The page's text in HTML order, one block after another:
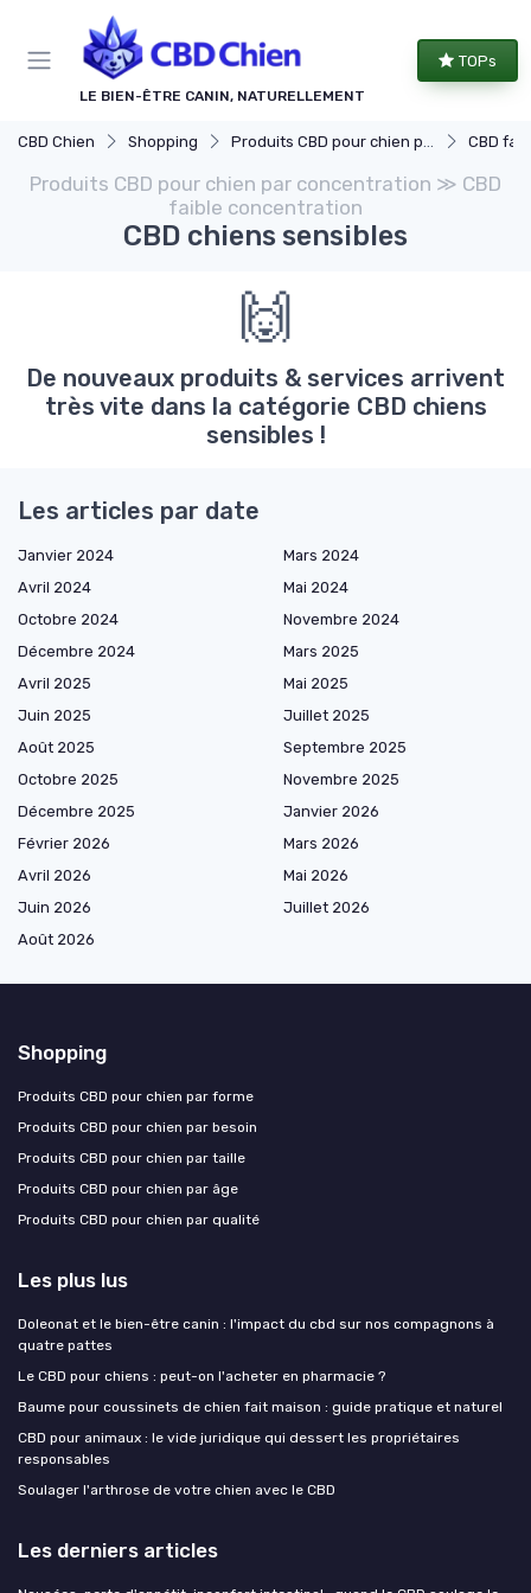
LE BIEN-ÊTRE CANIN, NATURELLEMENT
TOPs
CBD Chien Shopping Produits CBD pour chien par concentration CBD
Produits CBD pour chien par concentration ≫ CBD
faible concentration
CBD chiens sensibles
🙌
De nouveaux produits & services arrivent
très vite dans la catégorie CBD chiens
sensibles !
Les articles par date
Janvier 2024
Mars 2024
Avril 2024
Mai 2024
Octobre 2024
Novembre 2024
Décembre 2024
Mars 2025
Avril 2025
Mai 2025
Juin 2025
Juillet 2025
Août 2025
Septembre 2025
Octobre 2025
Novembre 2025
Décembre 2025
Janvier 2026
Février 2026
Mars 2026
Avril 2026
Mai 2026
Juin 2026
Juillet 2026
Août 2026
Shopping
Produits CBD pour chien par forme
Produits CBD pour chien par besoin
Produits CBD pour chien par taille
Produits CBD pour chien par âge
Produits CBD pour chien par qualité
Les plus lus
Doleonat et le bien-être canin : l'impact du cbd sur nos compagnons à
quatre pattes
Le CBD pour chiens : peut-on l'acheter en pharmacie ?
Baume pour coussinets de chien fait maison : guide pratique et naturel
CBD pour animaux : le vide juridique qui dessert les propriétaires
responsables
Soulager l'arthrose de votre chien avec le CBD
Les derniers articles
Panneau de gestion des cookies